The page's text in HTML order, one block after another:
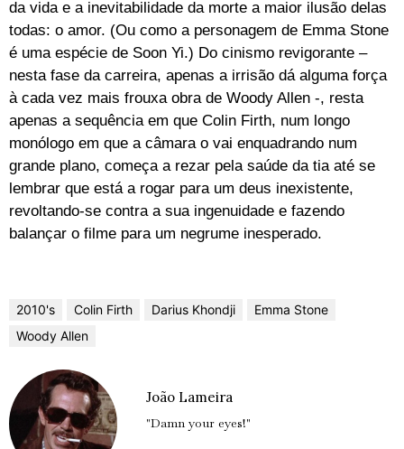
da vida e a inevitabilidade da morte a maior ilusão delas
todas: o amor. (Ou como a personagem de Emma Stone
é uma espécie de Soon Yi.) Do cinismo revigorante –
nesta fase da carreira, apenas a irrisão dá alguma força
à cada vez mais frouxa obra de Woody Allen -, resta
apenas a sequência em que Colin Firth, num longo
monólogo em que a câmara o vai enquadrando num
grande plano, começa a rezar pela saúde da tia até se
lembrar que está a rogar para um deus inexistente,
revoltando-se contra a sua ingenuidade e fazendo
balançar o filme para um negrume inesperado.
2010's Colin Firth Darius Khondji
Emma Stone
Woody Allen
João Lameira
"Damn your eyes!"